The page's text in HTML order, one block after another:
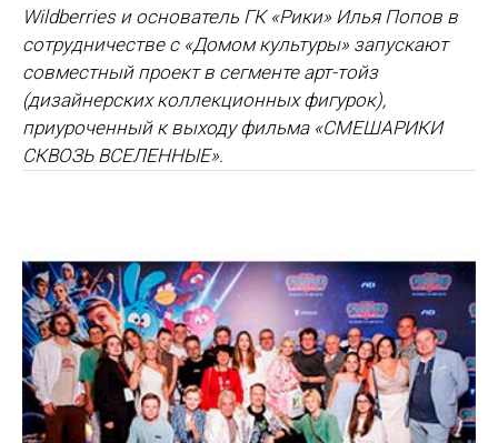
Wildberries и основатель ГК «Рики» Илья Попов в
сотрудничестве с «Домом культуры» запускают
совместный проект в сегменте арт-тойз
(дизайнерских коллекционных фигурок),
приуроченный к выходу фильма «СМЕШАРИКИ
СКВОЗЬ ВСЕЛЕННЫЕ».